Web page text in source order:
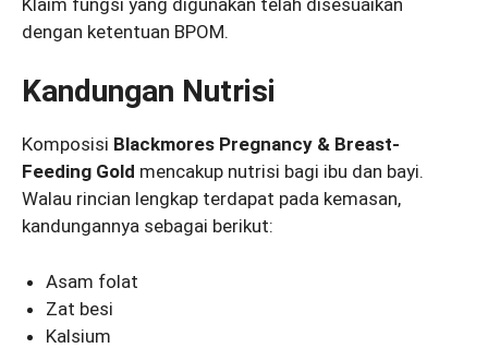
dengan ketentuan BPOM.
Kandungan Nutrisi
Komposisi Blackmores Pregnancy & Breast-
Feeding Gold mencakup nutrisi bagi ibu dan bayi.
Walau rincian lengkap terdapat pada kemasan,
kandungannya sebagai berikut:
Asam folat
Zat besi
Kalsium